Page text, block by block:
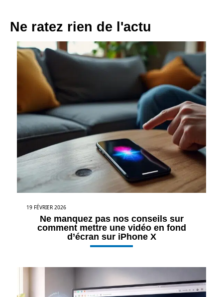
Ne ratez rien de l'actu
19 FÉVRIER 2026
Ne manquez pas nos conseils sur
comment mettre une vidéo en fond
d’écran sur iPhone X